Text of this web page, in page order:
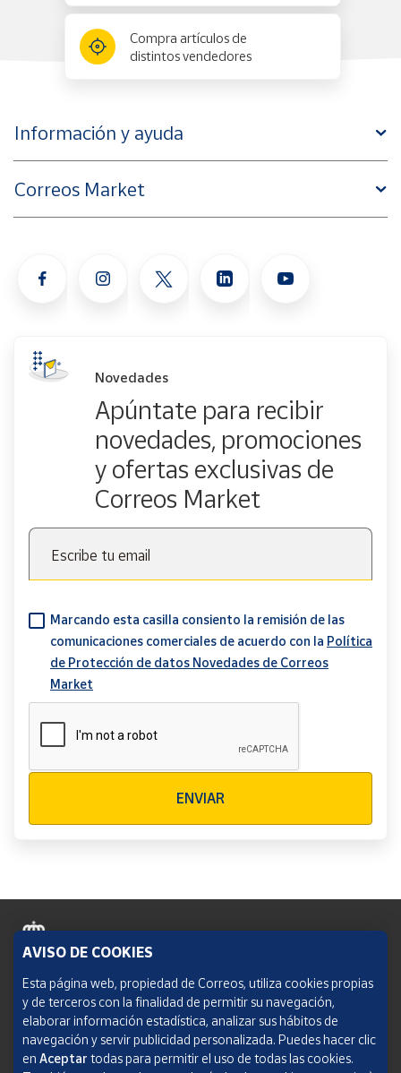
Compra artículos de
distintos vendedores
Información y ayuda
Correos Market
Novedades
Apúntate para recibir
novedades, promociones
y ofertas exclusivas de
Correos Market
Escribe tu email
Marcando esta casilla consiento la remisión de las
comunicaciones comerciales de acuerdo con la Política
de Protección de datos Novedades de Correos
Market
ENVIAR
Política de cookies
Aviso legal
Condiciones del servicio
AVISO DE COOKIES
Esta página web, propiedad de Correos, utiliza cookies propias
y de terceros con la finalidad de permitir su navegación,
elaborar información estadística, analizar sus hábitos de
navegación y servir publicidad personalizada. Puedes hacer clic
en Aceptar todas para permitir el uso de todas las cookies.